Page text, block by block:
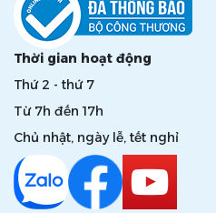
Thời gian hoạt động
Thứ 2 - thứ 7
Từ 7h đến 17h
Chủ nhật, ngày lễ, tết nghỉ